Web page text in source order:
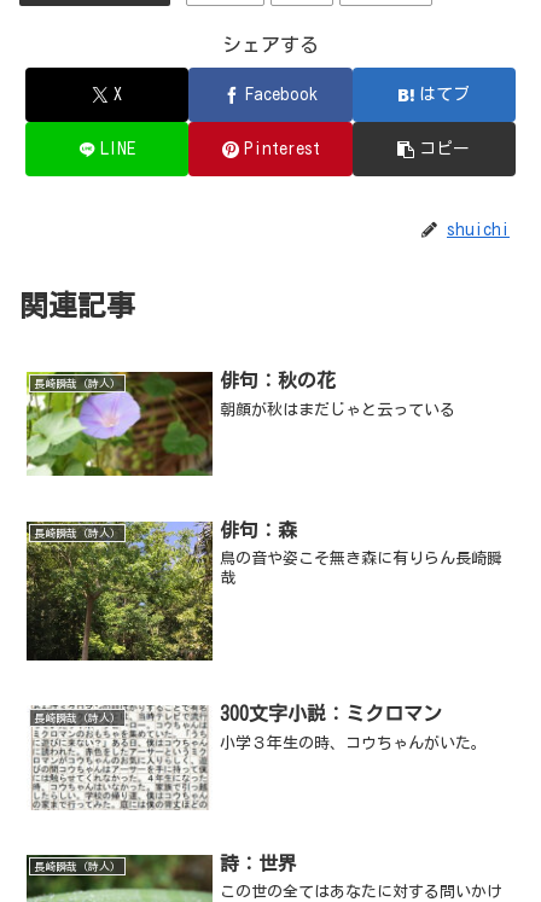
シェアする
X Facebook はてブ
LINE Pinterest コピー
shuichi
関連記事
長崎瞬哉（詩人） 俳句：秋の花
朝顔が秋はまだじゃと云っている
長崎瞬哉（詩人） 俳句：森
鳥の音や姿こそ無き森に有りらん長崎瞬
哉
長崎瞬哉（詩人） 300文字小説：ミクロマン
小学３年生の時、コウちゃんがいた。
長崎瞬哉（詩人） 詩：世界
この世の全てはあなたに対する問いかけ